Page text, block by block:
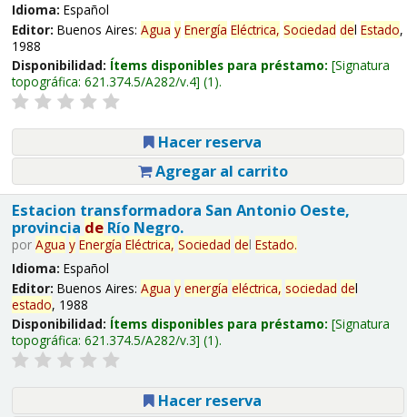
Idioma: Español
Editor: Buenos Aires: Agua y Energía Eléctrica, Sociedad del Estado,
1988
Disponibilidad: Ítems disponibles para préstamo: Signatura
topográfica: 621.374.5/A282/v.4 (1).
Hacer reserva
Agregar al carrito
Estacion transformadora San Antonio Oeste,
provincia deRío Negro.
por Agua y Energía Eléctrica, Sociedad del Estado.
Idioma: Español
Editor: Buenos Aires: Agua y energía eléctrica, sociedad del
estado, 1988
Disponibilidad: Ítems disponibles para préstamo: Signatura
topográfica: 621.374.5/A282/v.3 (1).
Hacer reserva